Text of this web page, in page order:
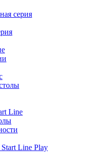
серия
Line
Line Play